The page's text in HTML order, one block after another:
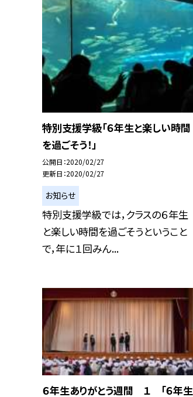
特別支援学級「６年生と楽しい時間
を過ごそう！」
公開日 2020/02/27
更新日 2020/02/27
お知らせ
特別支援学級では，クラスの６年生
と楽しい時間を過ごそうということ
で，年に１回みん...
６年生ありがとう週間 １ 「６年生